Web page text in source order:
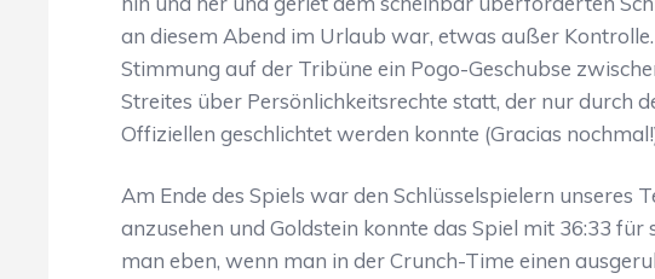
an diesem Abend im Urlaub war, etwas außer
Stimmung auf der Tribüne ein Pogo-Geschubse
Streites über Persönlichkeitsrechte statt, der nur durch
Offiziellen geschlichtet werden konnte (Gracias
Am Ende des Spiels war den Schlüsselspielern unseres
anzusehen und Goldstein konnte das Spiel mit 36:33 für
man eben, wenn man in der Crunch-Time einen